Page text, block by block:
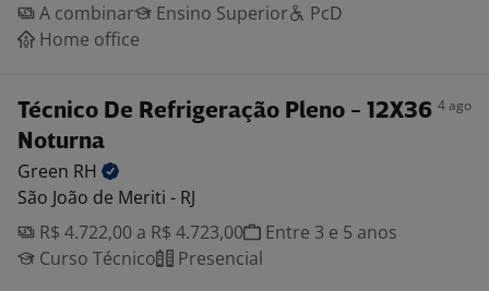
A combinar
Ensino Superior
PcD
Home office
Técnico De Refrigeração Pleno - 12X36
Noturna
4 ago
Green RH
São João de Meriti - RJ
R$ 4.722,00 a R$ 4.723,00
Entre 3 e 5 anos
Curso Técnico
Presencial